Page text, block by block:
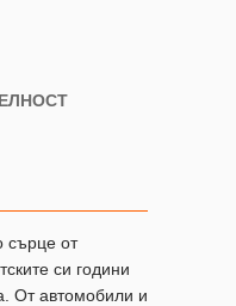
сърце от
си години
От автомобили и